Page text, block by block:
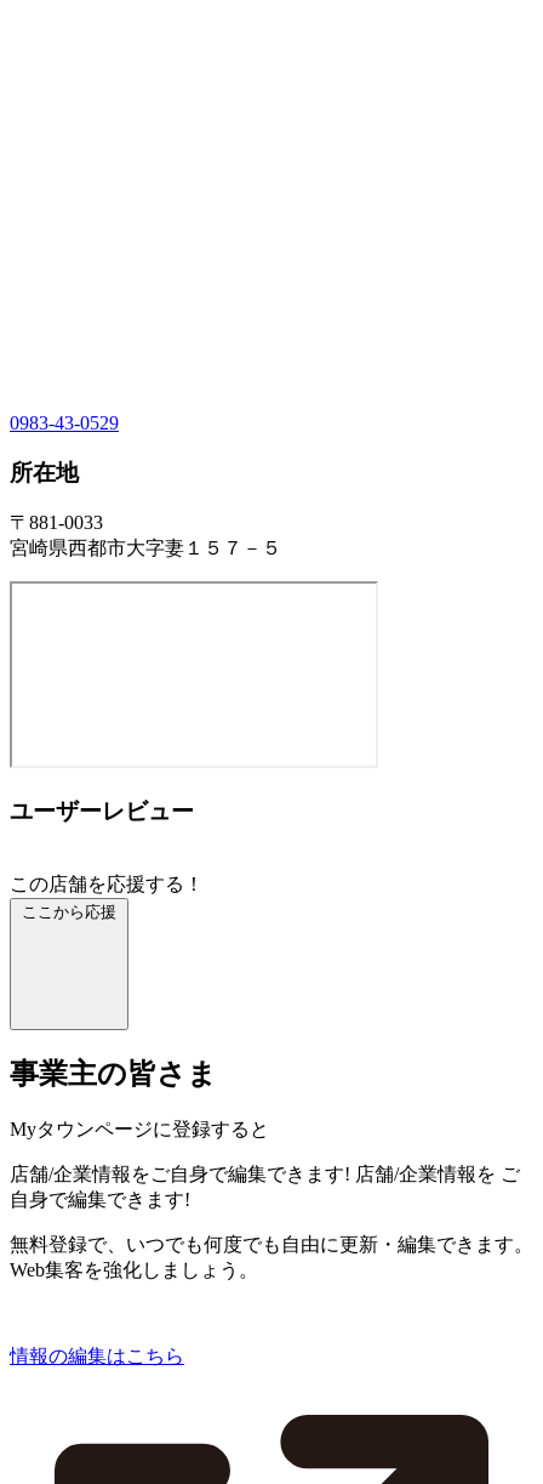
0983-43-0529
所在地
〒881-0033
宮崎県西都市大字妻１５７－５
ユーザーレビュー
この店舗を応援する！
ここから応援
事業主の皆さま
Myタウンページに登録すると
店舗/企業情報をご自身で編集できます! 店舗/企業情報を ご
自身で編集できます!
無料登録で、いつでも何度でも自由に更新・編集できます。
Web集客を強化しましょう。
情報の編集はこちら